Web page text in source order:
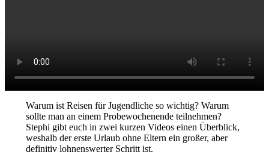
Warum ist Reisen für Jugendliche so wichtig? Warum
sollte man an einem Probewochenende teilnehmen?
Stephi gibt euch in zwei kurzen Videos einen Überblick,
weshalb der erste Urlaub ohne Eltern ein großer, aber
definitiv lohnenswerter Schritt ist.